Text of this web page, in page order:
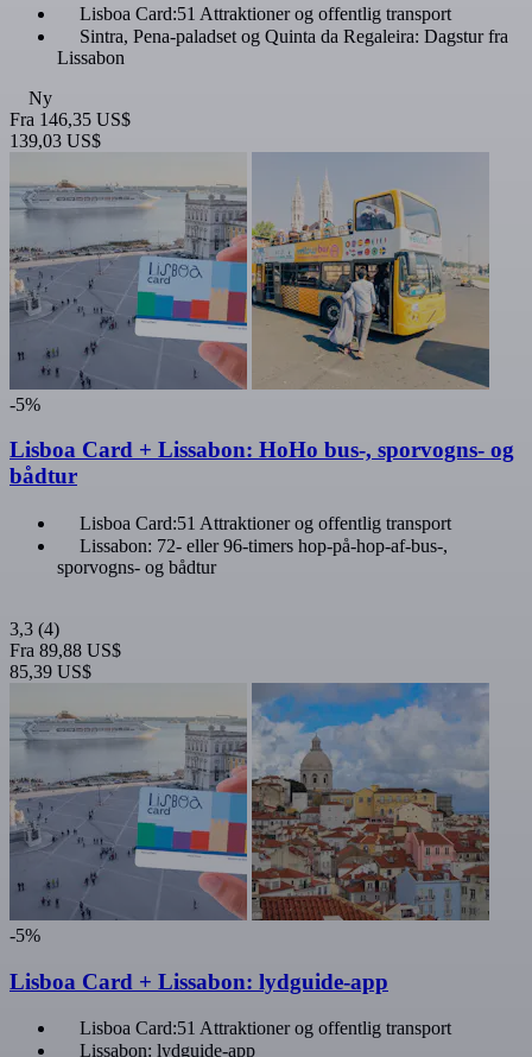
Lisboa Card:51 Attraktioner og offentlig transport
Sintra, Pena-paladset og Quinta da Regaleira: Dagstur fra
Lissabon
Ny
Fra 146,35 US$
139,03 US$
-5%
Lisboa Card + Lissabon: HoHo bus-, sporvogns- og
bådtur
Lisboa Card:51 Attraktioner og offentlig transport
Lissabon: 72- eller 96-timers hop-på-hop-af-bus-,
sporvogns- og bådtur
3,3 (4)
Fra 89,88 US$
85,39 US$
-5%
Lisboa Card + Lissabon: lydguide-app
Lisboa Card:51 Attraktioner og offentlig transport
Lissabon: lydguide-app